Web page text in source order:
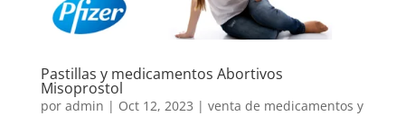
Pastillas y medicamentos Abortivos
Misoprostol
por admin | Oct 12, 2023 | venta de medicamentos y